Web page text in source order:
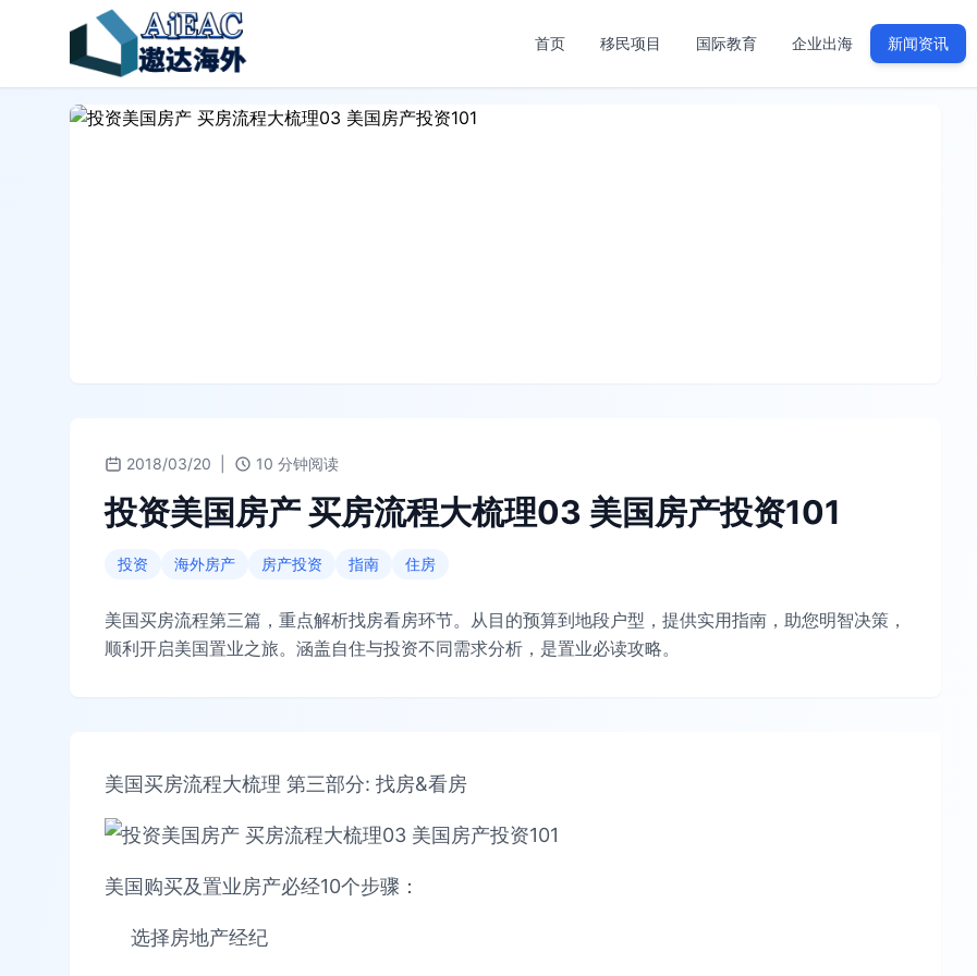
首页 移民项目 国际教育 企业出海 新闻资讯
2018/03/20 10 分钟阅读
投资美国房产 买房流程大梳理03 美国房产投资101
投资 海外房产 房产投资 指南 住房
美国买房流程第三篇，重点解析找房看房环节。从目的预算到地段户型，提供实用指南，助您明智决策，
顺利开启美国置业之旅。涵盖自住与投资不同需求分析，是置业必读攻略。
美国买房流程大梳理 第三部分: 找房&看房
美国购买及置业房产必经10个步骤：
选择房地产经纪